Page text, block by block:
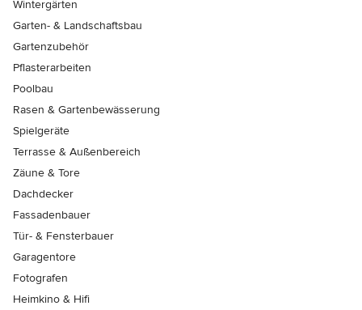
Wintergärten
Garten- & Landschaftsbau
Gartenzubehör
Pflasterarbeiten
Poolbau
Rasen & Gartenbewässerung
Spielgeräte
Terrasse & Außenbereich
Zäune & Tore
Dachdecker
Fassadenbauer
Tür- & Fensterbauer
Garagentore
Fotografen
Heimkino & Hifi